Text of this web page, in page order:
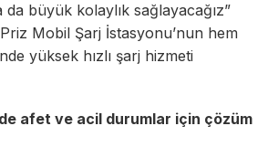
da büyük kolaylık sağlayacağız”
Mobil Şarj İstasyonu’nun hem
yüksek hızlı şarj hizmeti
afet ve acil durumlar için çözüm